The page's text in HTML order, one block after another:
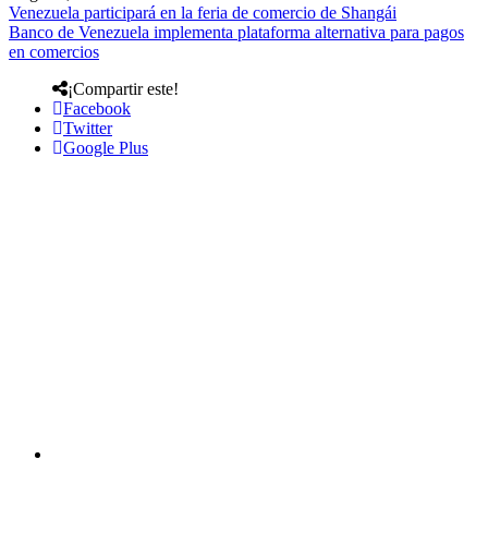
Venezuela participará en la feria de comercio de Shangái
Banco de Venezuela implementa plataforma alternativa para pagos
en comercios
¡Compartir este!
Facebook
Twitter
Google Plus